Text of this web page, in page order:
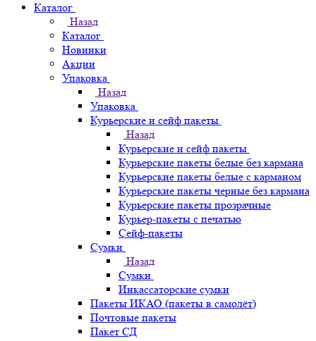
Каталог
Назад
Каталог
Новинки
Акции
Упаковка
Назад
Упаковка
Курьерские и сейф пакеты
Назад
Курьерские и сейф пакеты
Курьерские пакеты белые без кармана
Курьерские пакеты белые с карманом
Курьерские пакеты черные без кармана
Курьерские пакеты прозрачные
Курьер-пакеты с печатью
Сейф-пакеты
Сумки
Назад
Сумки
Инкассаторские сумки
Пакеты ИКАО (пакеты в самолёт)
Почтовые пакеты
Пакет СД